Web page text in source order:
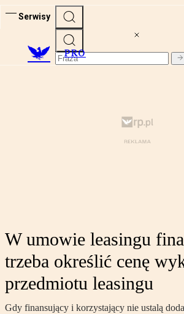
Serwisy
PRO
W umowie leasingu
trzeba określić cenę
przedmiotu leasingu
Gdy finansujący i korzystający nie ustalą